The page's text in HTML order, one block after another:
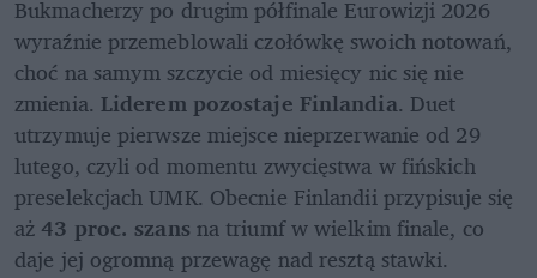
Bukmacherzy po drugim półfinale Eurowizji 2026
wyraźnie przemeblowali czołówkę swoich notowań,
choć na samym szczycie od miesięcy nic się nie
zmienia. Liderem pozostaje Finlandia. Duet
utrzymuje pierwsze miejsce nieprzerwanie od 29
lutego, czyli od momentu zwycięstwa w fińskich
preselekcjach UMK. Obecnie Finlandii przypisuje się
aż 43 proc. szans na triumf w wielkim finale, co
daje jej ogromną przewagę nad resztą stawki.